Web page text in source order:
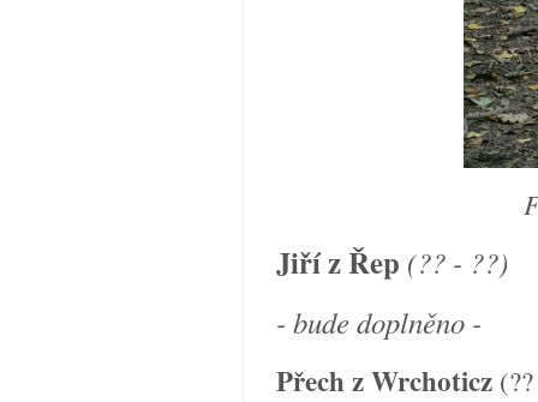
Jiří z Řep (?? - ??)
- bude doplněno -
Přech z Wrchoticz